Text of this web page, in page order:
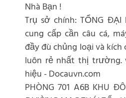
Nhà Bạn !
Trụ sở chính: TỔNG
cung cấp cần câu cá,
đầy đù chủng loại và
luôn rẻ nhất thị
hiệu - Docauvn.com
PHÒNG 701 A6B KHU